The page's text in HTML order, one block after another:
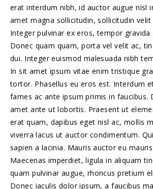
erat interdum nibh, id auctor augue nisl
amet magna sollicitudin, sollicitudin
Integer pulvinar ex eros, tempor gravida
Donec quam quam, porta vel velit ac,
dui. Integer euismod malesuada nibh
In sit amet ipsum vitae enim tristique
tortor. Phasellus eu eros est. Interdum
fames ac ante ipsum primis in faucibus.
amet ante ut lobortis. Praesent ut
erat quam, dapibus eget nisl ac, mollis
viverra lacus ut auctor condimentum.
sapien a lacinia. Mauris auctor eu
Maecenas imperdiet, ligula in aliquam
quam pulvinar augue, rhoncus pretium
Donec iaculis dolor ipsum, a faucibus